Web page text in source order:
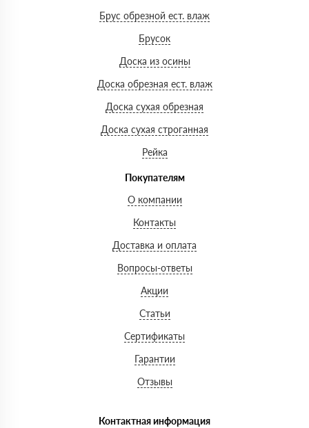
Брус обрезной ест. влаж
Брусок
Доска из осины
Доска обрезная ест. влаж
Доска сухая обрезная
Доска сухая строганная
Рейка
Покупателям
О компании
Контакты
Доставка и оплата
Вопросы-ответы
Акции
Статьи
Сертификаты
Гарантии
Отзывы
Контактная информация